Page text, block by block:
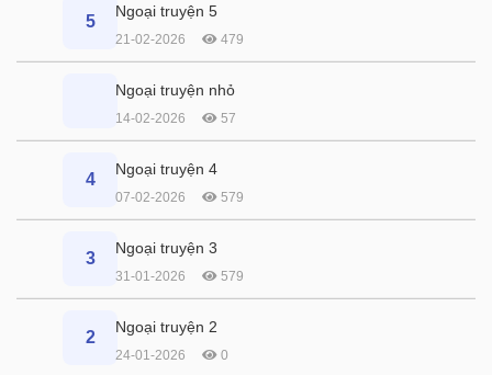
5
Ngoại truyện 5
21-02-2026 479
Ngoại truyện nhỏ
14-02-2026 57
4
Ngoại truyện 4
07-02-2026 579
3
Ngoại truyện 3
31-01-2026 579
2
Ngoại truyện 2
24-01-2026 0